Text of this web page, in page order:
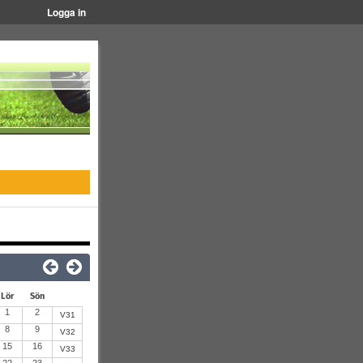
Logga in
Lör Sön
1 2 V31
8 9 V32
15 16 V33